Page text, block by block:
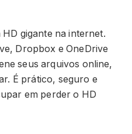
gigante na internet.
Dropbox e OneDrive
seus arquivos online,
É prático, seguro e
em perder o HD